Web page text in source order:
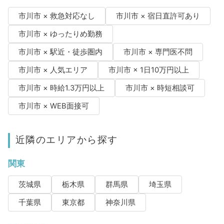
市川市 × 救急対応なし
市川市 × 宿日直許可あり
市川市 × ゆったりめ勤務
市川市 × 駅近・徒歩圏内
市川市 × 専門医不問
市川市 × 人気エリア
市川市 × 1日10万円以上
市川市 × 時給1.3万円以上
市川市 × 時短相談可
市川市 × WEB面接可
近隣のエリアから探す
関東
茨城県 栃木県 群馬県
埼玉県
千葉県
東京都 神奈川県